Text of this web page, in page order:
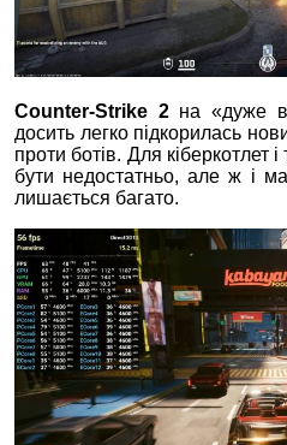
Counter-Strike 2на «дуже
досить легко підкорилась
проти ботів. Для кіберкотлет
бути недостатньо, але ж і
лишається багато.